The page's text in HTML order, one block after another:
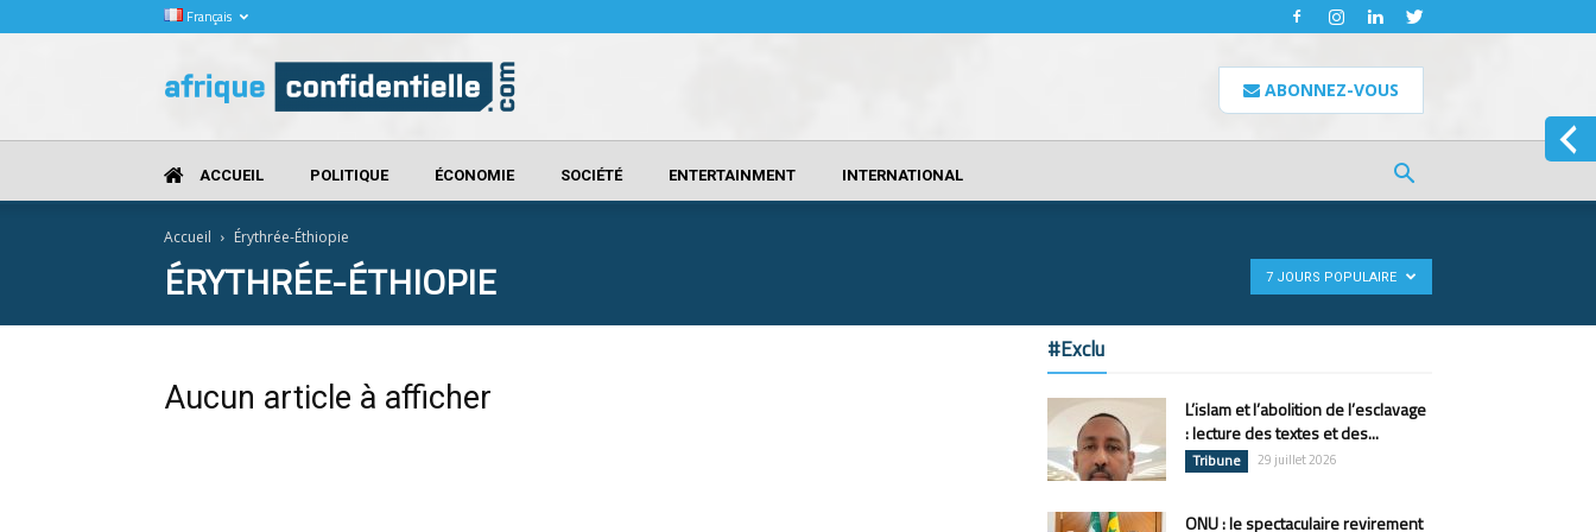
Français
Confidentielle
ABONNEZ-VOUS
ACCUEIL POLITIQUE ÉCONOMIE SOCIÉTÉ ENTERTAINMENT INTERNATIONAL
Accueil Érythrée-Éthiopie
ÉRYTHRÉE-ÉTHIOPIE 7 JOURS POPULAIRE
Aucun article à afficher
#Exclu
L’islam et l’abolition de l’esclavage
: lecture des textes et des...
Tribune 29 juillet 2026
ONU : le spectaculaire revirement